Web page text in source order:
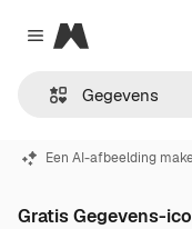
Close menu
Magnific
Een AI-afbeelding
Gratis Gegevens-